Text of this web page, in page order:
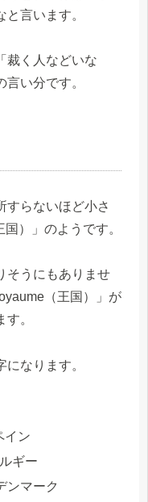
言います。
裁く人などいな
い分です。
すらないほど小さ
）」のようです。
そうにもありませ
（王国）」が
。
なります。
イン
ギー
ンマーク